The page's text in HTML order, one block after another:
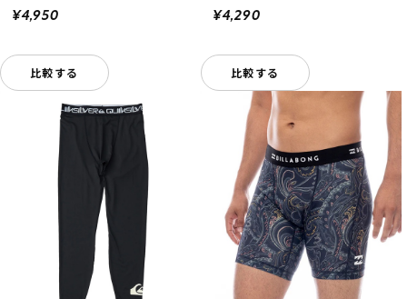
¥4,950
比較する
¥4,290
比較する